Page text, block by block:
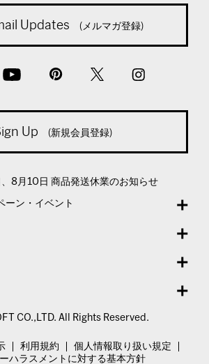
Updates (メルマガ登録)
Up (新規会員登録)
8月10日 商品発送休業のお知らせ
ーン・イベント
CO.,LTD. All Rights Reserved.
利用規約
個人情報取り扱い規定
ハラスメントに対する基本方針